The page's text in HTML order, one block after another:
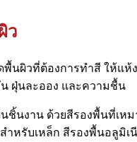
ว
พื้นผิวที่ต้องการทำสี ให้แห้
ฝุ่นละออง และความชื้น
ชิ้นงาน ด้วยสีรองพื้นที่เหม
ำหรับเหล็ก สีรองพื้นอลูมิเ